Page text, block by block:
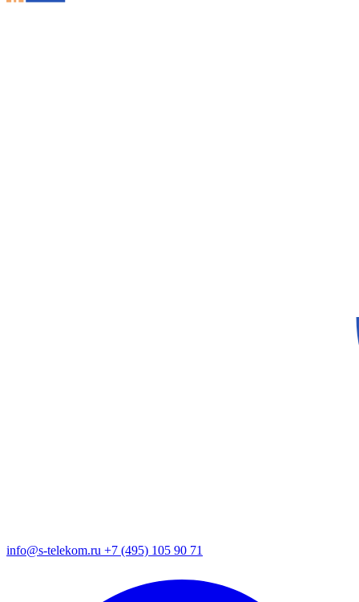
info@s-telekom.ru +7 (495) 105 90 71